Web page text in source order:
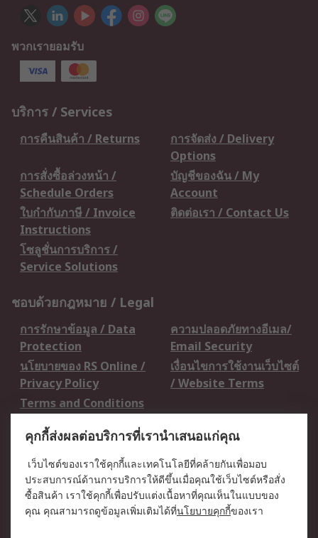
พวกเรายอมรับ
บริการ / Services
การคืนสินค้า / Returns
การจัดส่ง / Delivery
Options
การสั่งซื้อล่วงหน้า /
Schedule Orders
บัญชีของฉัน / My
Account
ใบกำกับภาษี / Invoice
Instructions
ติดต่อเรา / Contact Us
โซลูชั่นการบริการ /
Service Solutions
ชอบด้วยกฎหมาย / Legal
การรักษาข้อมูล / Data
Protection
ความปลอดภัยทางอีเมล/
Email Security
นโยบายของ RS Online /
Privacy Policy
เงื่อนไขการใช้งานเว็บไซต์
/ Website Terms
Terms and Conditions
เกี่ยวกับ RS / About RS
RS ทั่วโลก / RS
Worldwide
ข่าวประชาสัมพันธ์ / Press
Centre
บริษัทในเครือ RS /
วิธีการชำระเงิน /
คุกกี้ส่งผลต่อบริการที่เรานำเสนอแก่คุณ
เว็บไซต์ของเราใช้คุกกี้และเทคโนโลยีที่คล้ายกันเพื่อมอบ
ประสบการณ์ด้านการบริการให้ดีขึ้นเมื่อคุณใช้เว็บไซต์หรือสั่ง
ซื้อสินค้า เราใช้คุกกี้เพื่อปรับแต่งเนื้อหาที่คุณเห็นในแบบของ
คุณ คุณสามารถดูข้อมูลเพิ่มเติมได้ที่นโยบายคุกกี้ของเรา